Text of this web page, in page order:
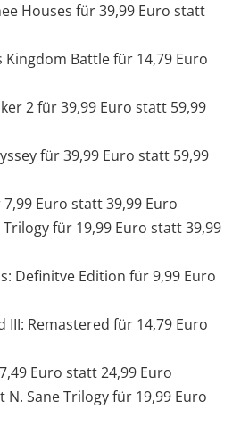
Houses für 39,99 Euro statt
Kingdom Battle für 14,79 Euro
2 für 39,99 Euro statt 59,99
für 39,99 Euro statt 59,99
Euro statt 39,99 Euro
für 19,99 Euro statt 39,99
Definitve Edition für 9,99 Euro
III: Remastered für 14,79 Euro
Euro statt 24,99 Euro
N. Sane Trilogy für 19,99 Euro